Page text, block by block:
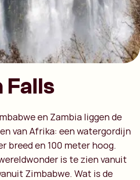
en Zambia liggen de
van Afrika: een watergordijn
breed en 100 meter hoog.
is te zien vanuit
Zimbabwe. Wat is de